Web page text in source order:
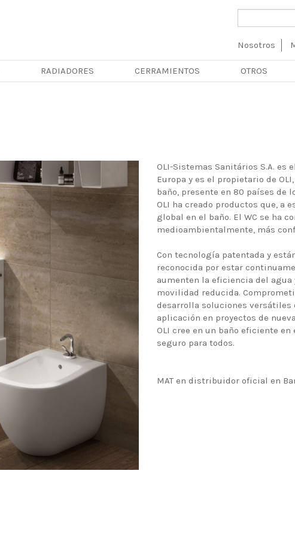
principal
Nosotros
RADIADORES CERRAMIENTOS OTROS
OLI-Sistemas Sanitários S.A. es
Europa y es el propietario de
baño, presente en 80 países de
OLI ha creado productos que, a
global en el baño. El WC se ha
medioambientalmente, más
Con tecnología patentada y
reconocida por estar
aumenten la eficiencia del
movilidad reducida.
desarrolla soluciones versátiles
aplicación en proyectos de
OLI cree en un baño eficiente
seguro para todos.
MAT en distribuidor oficial en